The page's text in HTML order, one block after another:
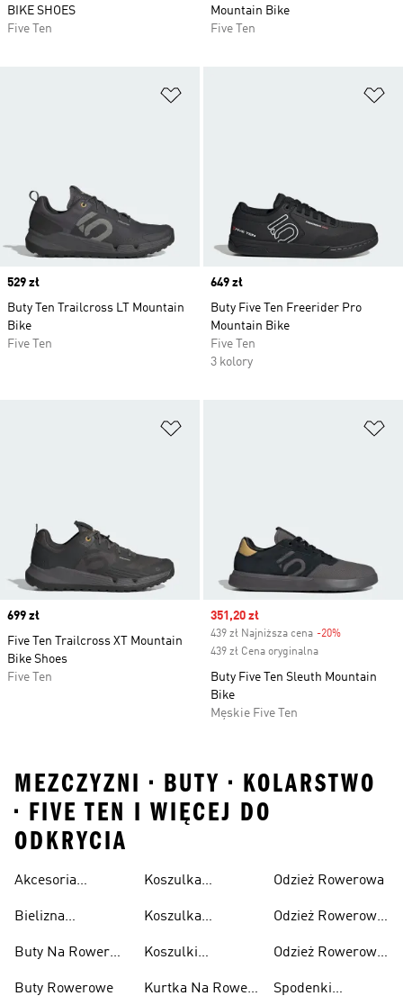
BIKE SHOES
Five Ten
Mountain Bike
Five Ten
Price
529 zł
Buty Ten Trailcross LT Mountain
Bike
Five Ten
Price
649 zł
Buty Five Ten Freerider Pro
Mountain Bike
Five Ten
3 kolory
Price
699 zł
Five Ten Trailcross XT Mountain
Bike Shoes
Five Ten
Sale price
351,20 zł
439 zł Najniższa cena -20%
439 zł Cena oryginalna
Buty Five Ten Sleuth Mountain
Bike
Męskie Five Ten
MEZCZYZNI • BUTY • KOLARSTWO
• FIVE TEN I WIĘCEJ DO
ODKRYCIA
Akcesoria
Bielizna
Buty Na Rower
Buty Rowerowe
Koszulka
Damska
Koszulka
Koszulki
Kurtka Na Rower
Odzież Rowerowa
Odzież Rowerowa
Odzież Rowerowa
Spodenki